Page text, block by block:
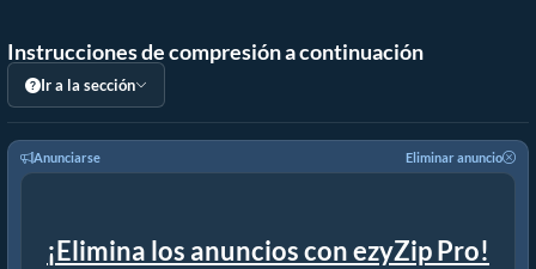
Instrucciones de compresión a continuación
Ir a la sección
Anunciarse Eliminar anuncio
¡Elimina los anuncios con ezyZip Pro!